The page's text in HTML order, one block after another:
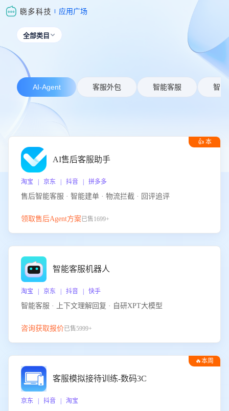
应用广场
全部类目 
AI-Agent 客服外包 智能客服 智能
👍 本
AI售后客服助手
淘宝 | 京东 | 抖音 | 拼多多
售后智能客服 · 智能建单 · 物流拦截 · 回评追评
领取售后Agent方案已售1699+
智能客服机器人
淘宝 | 京东 | 抖音 | 快手
智能客服 · 上下文理解回复 · 自研XPT大模型
咨询获取报价已售5999+
🔥本周
客服模拟接待训练-数码3C
京东 | 抖音 | 淘宝